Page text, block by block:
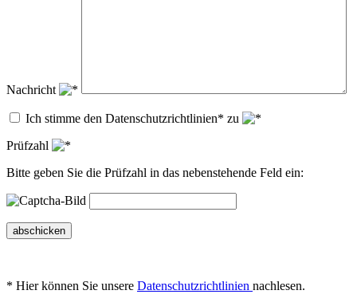
Nachricht
Ich stimme den Datenschutzrichtlinien* zu
Prüfzahl
Bitte geben Sie die Prüfzahl in das nebenstehende Feld ein:
abschicken
* Hier können Sie unsere Datenschutzrichtlinien nachlesen.